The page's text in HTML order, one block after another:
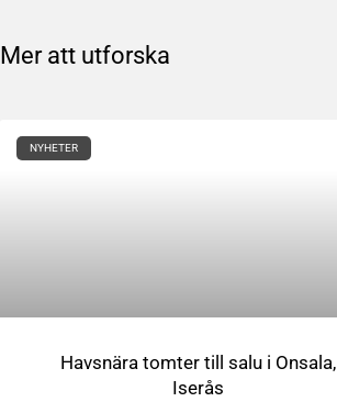
Mer att utforska
NYHETER
Havsnära tomter till salu i Onsala,
Iserås